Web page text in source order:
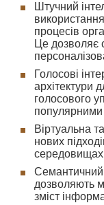
Штучний
процесів
Це дозволяє
Голосові
архітектури
голосового
популярними
Віртуальна
нових
середовищах
Семантичний
дозволяють
зміст